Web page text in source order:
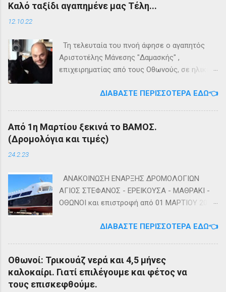
Ακολουθήστε μας στο Instagram 👉
πληροφορίες σχετικά με τα δρομολόγια
+302661024220 👉Ακολουθήστε μας στο
Facebook και στο Instagram 📬Εγγραφείτε
στο ενημερωτικό δελτίο πατώντας ΕΔΩ
Καλό ταξίδι αγαπημένε μας Τέλη...
12.10.22
Τη τελευταία του πνοή άφησε ο αγαπητός
Αριστοτέλης Μάνεσης "Δαμασκής" ,
επιχειρηματίας από τους Οθωνούς, σε ηλικία
Πέμπτη 13 Οκτωβρίου στο κοιμητήριο του
ΔΙΑΒΆΣΤΕ ΠΕΡΙΣΣΌΤΕΡΑ ΕΔΏ👈
Από 1η Μαρτίου ξεκινά το ΒΑΜΟΣ.
(Δρομολόγια και τιμές)
24.2.23
ΑΝΑΚΟΙΝΩΣΗ ΕΝΑΡΞΗΣ ΔΡΟΜΟΛΟΓΙΩΝ
ΑΓΙΟΣ ΣΤΕΦΑΝΟΣ - ΕΡΕΙΚΟΥΣΑ - ΜΑΘΡΑΚΙ -
ΟΘΩΝΟΙ και επιστροφή από 01 ΜΑΡΤΙΟΥ 2023
της εταιρίας μας, ΕΓ-ΔΡ ΒΑΜΟΣ, αναμένεται
και επιστροφή με 3 δρομολόγια την εβδομάδα
από 01/03/2023 Πηγή: chania-lines.com
ΔΙΑΒΆΣΤΕ ΠΕΡΙΣΣΌΤΕΡΑ ΕΔΏ👈
Οθωνοί: Τρικουάζ νερά και 4,5 μήνες
καλοκαίρι. Γιατί επιλέγουμε και φέτος να
τους επισκεφθούμε.